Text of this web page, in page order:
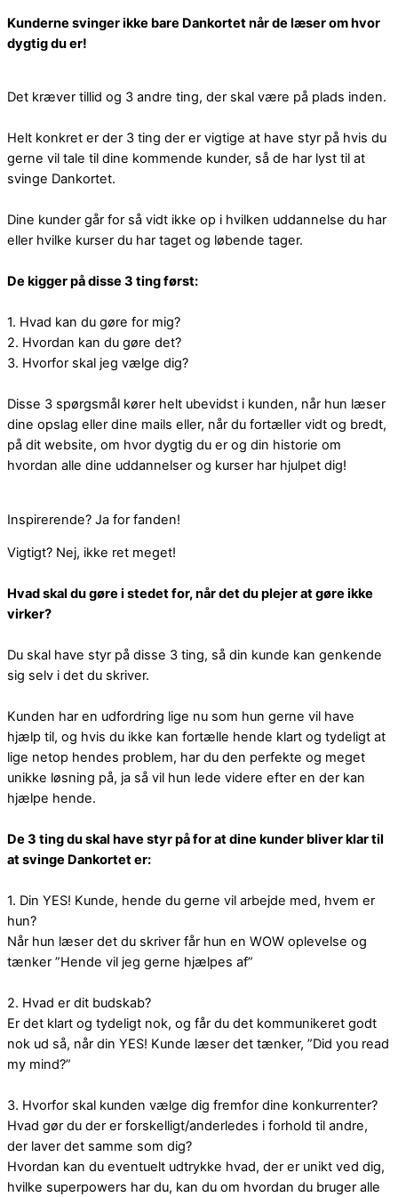
Skip
to
Kunderne svinger ikke bare Dankortet når de læser om hvor
dygtig du er!
Det kræver tillid og 3 andre ting, der skal være på plads inden.
Helt konkret er der 3 ting der er vigtige at have styr på hvis du
gerne vil tale til dine kommende kunder, så de har lyst til at
svinge Dankortet.
Dine kunder går for så vidt ikke op i hvilken uddannelse du har
eller hvilke kurser du har taget og løbende tager.
De kigger på disse 3 ting først:
1. Hvad kan du gøre for mig?
2. Hvordan kan du gøre det?
3. Hvorfor skal jeg vælge dig?
Disse 3 spørgsmål kører helt ubevidst i kunden, når hun læser
dine opslag eller dine mails eller, når du fortæller vidt og bredt,
på dit website, om hvor dygtig du er og din historie om
hvordan alle dine uddannelser og kurser har hjulpet dig!
Inspirerende? Ja for fanden!
Vigtigt? Nej, ikke ret meget!
Hvad skal du gøre i stedet for, når det du plejer at gøre ikke
virker?
Du skal have styr på disse 3 ting, så din kunde kan genkende
sig selv i det du skriver.
Kunden har en udfordring lige nu som hun gerne vil have
hjælp til, og hvis du ikke kan fortælle hende klart og tydeligt at
lige netop hendes problem, har du den perfekte og meget
unikke løsning på, ja så vil hun lede videre efter en der kan
hjælpe hende.
De 3 ting du skal have styr på for at dine kunder bliver klar til
at svinge Dankortet er:
1. Din YES! Kunde, hende du gerne vil arbejde med, hvem er
hun?
Når hun læser det du skriver får hun en WOW oplevelse og
tænker ”Hende vil jeg gerne hjælpes af”
2. Hvad er dit budskab?
Er det klart og tydeligt nok, og får du det kommunikeret godt
nok ud så, når din YES! Kunde læser det tænker, ”Did you read
my mind?”
3. Hvorfor skal kunden vælge dig fremfor dine konkurrenter?
Hvad gør du der er forskelligt/anderledes i forhold til andre,
der laver det samme som dig?
Hvordan kan du eventuelt udtrykke hvad, der er unikt ved dig,
hvilke superpowers har du, kan du om hvordan du bruger alle